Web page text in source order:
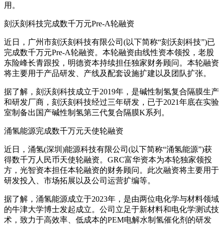
用。
刻沃刻科技完成数千万元Pre-A轮融资
近日，广州市刻沃刻科技有限公司(以下简称“刻沃刻科技”)已
完成数千万元Pre-A轮融资。本轮融资由线性资本领投，老股
东险峰长青跟投，明德资本持续担任独家财务顾问。本轮融资
将主要用于产品研发、产线及配套设施扩建以及团队扩张。
据了解，刻沃刻科技成立于2019年，是碱性制氢复合隔膜生产
和研发厂商，刻沃刻科技经过三年研发，已于2021年底在实验
室制备出国产碱性制氢第三代复合隔膜K系列。
涌氢能源完成数千万元天使轮融资
近日，涌氢(深圳)能源科技有限公司(以下简称“涌氢能源”)获
得数千万人民币天使轮融资。GRC富华资本为本轮独家领投
方，光智资本担任本轮融资的财务顾问。此次融资将主要用于
研发投入、市场拓展以及公司运营扩编等。
据了解，涌氢能源成立于2023年，是由两位电化学与材料领域
的牛津大学博士发起成立。公司立足于新材料和电化学测试技
术，致力于高效率、低成本的PEM电解水制氢催化剂的研发